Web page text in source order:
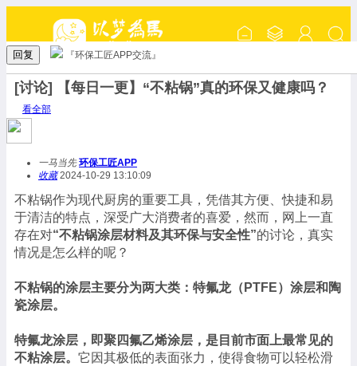
回复 『环保工匠APP交流』
[讨论] 【每日一更】“不粘锅”真的环保又健康吗？
看全部
一马当先 环保工匠APP
收藏2024-10-29 13:10:09
不粘锅作为现代厨房的重要工具，凭借其方便、快捷和易
于清洁的特点，深受广大消费者的喜爱，然而，网上一直
存在对“不粘锅涂层材料及其环保与安全性”的讨论，真实
情况是怎么样的呢？
不粘锅的涂层主要分为两大类：特氟龙（PTFE）涂层和陶
瓷涂层。
特氟龙涂层，即聚四氟乙烯涂层，是目前市面上最常见的
不粘涂层。 它因其极低的表面张力，使得食物可以轻松滑